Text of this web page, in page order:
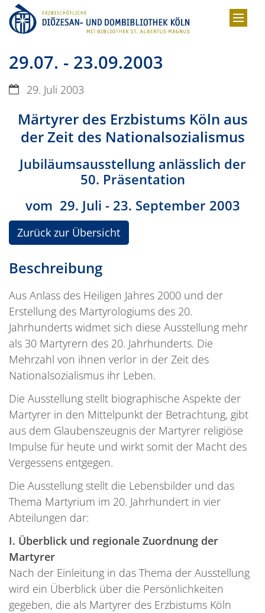
Zum Inhalt springen
29.07. - 23.09.2003
Datum:29. Juli 2003
Märtyrer des Erzbistums Köln aus
der Zeit des Nationalsozialismus
Jubiläumsausstellung anlässlich der
50. Präsentation
vom 29. Juli - 23. September 2003
Zurück zur Übersicht
Beschreibung
Aus Anlass des Heiligen Jahres 2000 und der
Erstellung des Martyrologiums des 20.
Jahrhunderts widmet sich diese Ausstellung mehr
als 30 Martyrern des 20. Jahrhunderts. Die
Mehrzahl von ihnen verlor in der Zeit des
Nationalsozialismus ihr Leben.
Die Ausstellung stellt biographische Aspekte der
Martyrer in den Mittelpunkt der Betrachtung, gibt
aus dem Glaubenszeugnis der Martyrer religiöse
Impulse für heute und wirkt somit der Macht des
Vergessens entgegen.
Die Ausstellung stellt die Lebensbilder und das
Thema Martyrium im 20. Jahrhundert in vier
Abteilungen dar:
I. Überblick und regionale Zuordnung der
Martyrer
Nach der Einleitung in das Thema der Ausstellung
wird ein Überblick über die Persönlichkeiten
gegeben, die als Martyrer des Erzbistums Köln